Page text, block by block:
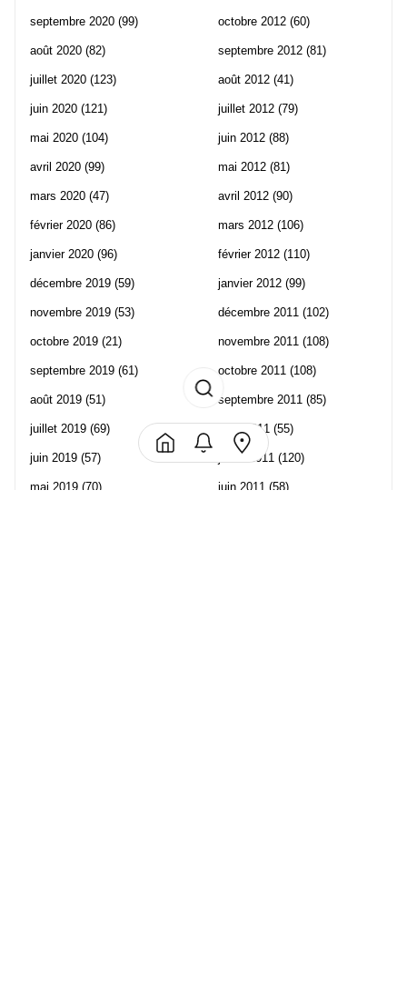
septembre 2020 (99)
août 2020 (82)
juillet 2020 (123)
juin 2020 (121)
mai 2020 (104)
avril 2020 (99)
mars 2020 (47)
février 2020 (86)
janvier 2020 (96)
décembre 2019 (59)
novembre 2019 (53)
octobre 2019 (21)
septembre 2019 (61)
août 2019 (51)
juillet 2019 (69)
juin 2019 (57)
mai 2019 (70)
octobre 2012 (60)
septembre 2012 (81)
août 2012 (41)
juillet 2012 (79)
juin 2012 (88)
mai 2012 (81)
avril 2012 (90)
mars 2012 (106)
février 2012 (110)
janvier 2012 (99)
décembre 2011 (102)
novembre 2011 (108)
octobre 2011 (108)
septembre 2011 (85)
août 2011 (55)
juillet 2011 (120)
juin 2011 (58)